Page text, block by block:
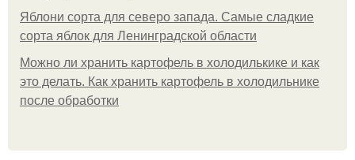
Яблони сорта для северо запада. Самые сладкие
сорта яблок для Ленинградской области
Можно ли хранить картофель в холодилькике и как
это делать. Как хранить картофель в холодильнике
после обработки